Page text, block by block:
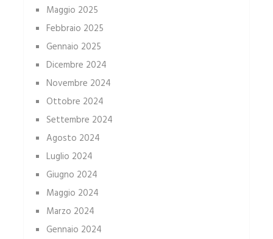
Maggio 2025
Febbraio 2025
Gennaio 2025
Dicembre 2024
Novembre 2024
Ottobre 2024
Settembre 2024
Agosto 2024
Luglio 2024
Giugno 2024
Maggio 2024
Marzo 2024
Gennaio 2024